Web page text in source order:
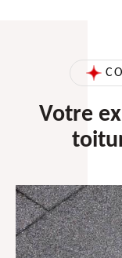
Votre